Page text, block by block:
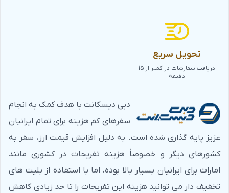
تحویل سریع
دریافت سفارشات در کمتر از 15
دقیقه
دبی دیسکانت با هدف کمک به انجام
سفرهای کم هزینه برای تمام ایرانیان
عزیز پایه گذاری شده است. به دلیل افزایش قیمت ارز، سفر به
کشورهای دیگر و خصوصاً هزینه تفریحات در کشوری مانند
امارات برای ایرانیان بسیار بالا بوده، اما با استفاده از بلیت های
تخفیف دار می توانید هزینه این تفریحات را تا حد زیادی کاهش